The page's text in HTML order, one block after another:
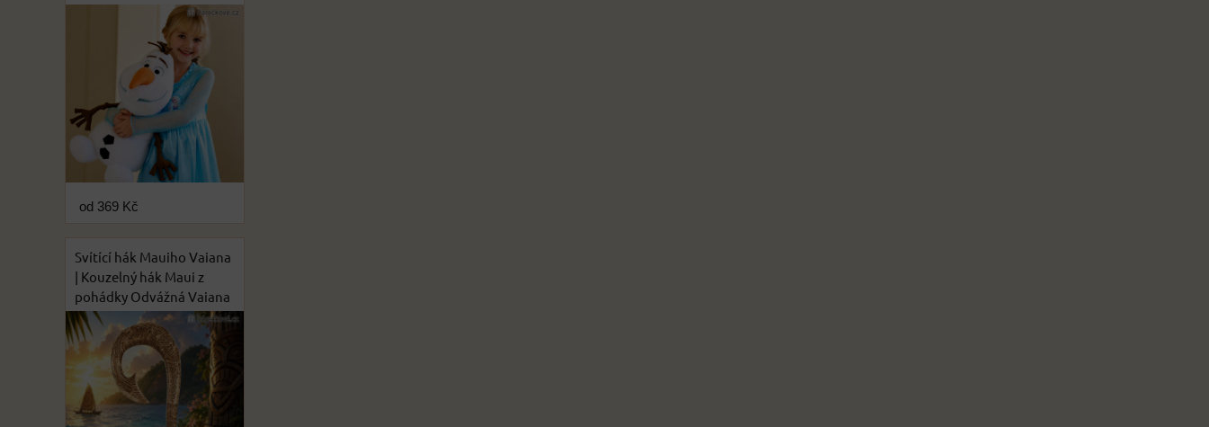
od 369 Kč
Svítící hák Mauiho Vaiana
| Kouzelný hák Maui z
pohádky Odvážná Vaiana